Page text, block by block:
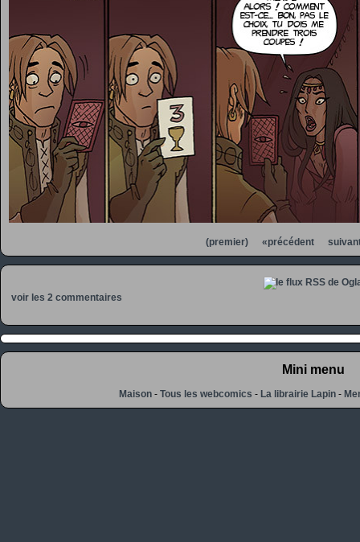
(premier) «précédent
voir les 2 commentaires
Mini menu
Maison -Tous les webcomics -La librairie Lapin -